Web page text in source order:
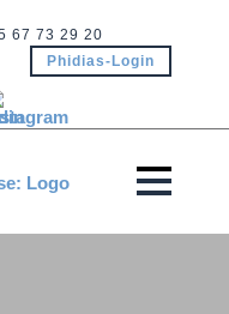
67 73 29 20
Phidias-Login